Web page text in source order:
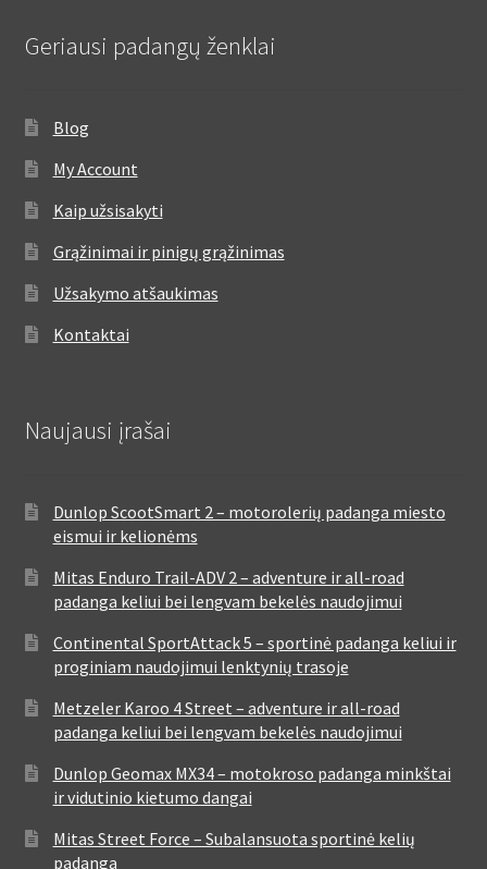
Geriausi padangų ženklai
Blog
My Account
Kaip užsisakyti
Grąžinimai ir pinigų grąžinimas
Užsakymo atšaukimas
Kontaktai
Naujausi įrašai
Dunlop ScootSmart 2 – motorolerių padanga miesto
eismui ir kelionėms
Mitas Enduro Trail-ADV 2 – adventure ir all-road
padanga keliui bei lengvam bekelės naudojimui
Continental SportAttack 5 – sportinė padanga keliui ir
proginiam naudojimui lenktynių trasoje
Metzeler Karoo 4 Street – adventure ir all-road
padanga keliui bei lengvam bekelės naudojimui
Dunlop Geomax MX34 – motokroso padanga minkštai
ir vidutinio kietumo dangai
Mitas Street Force – Subalansuota sportinė kelių
padanga